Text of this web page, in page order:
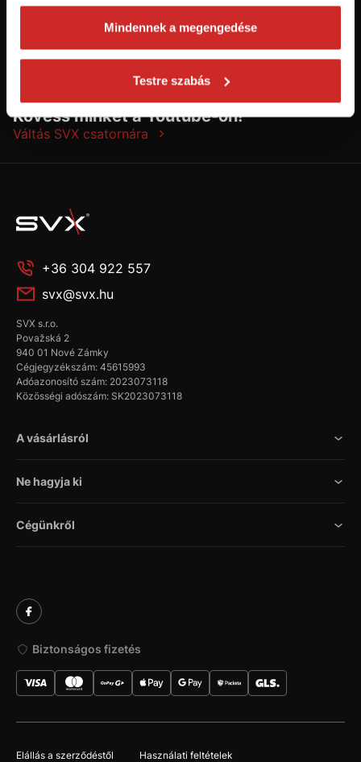
Mindennek a megengedése
Testre szabás
Kövess minket a Youtube-on!
Váltás SVX csatornára
+36 304 922 557
svx@svx.hu
SVX s.r.o.
Považská 2
940 01 Nové Zámky
Cégjegyzékszám: 45615993
Adóazonosító szám: 2023073118
Közösségi adószám: SK2023073118
A vásárlásról
Ne hagyja ki
Cégünkről
Biztonságos fizetés
Elállás a szerződéstől Használati feltételek